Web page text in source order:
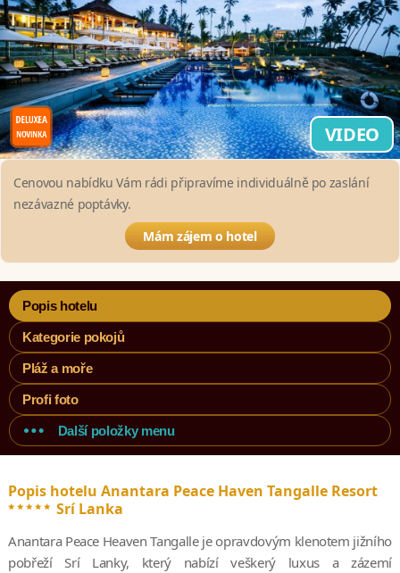
VIDEO
Cenovou nabídku Vám rádi připravíme individuálně po zaslání
nezávazné poptávky.
Mám zájem o hotel
Popis hotelu
Kategorie pokojů
Pláž a moře
Profi foto
Další položky menu
Popis hotelu Anantara Peace Haven Tangalle Resort
***** Srí Lanka
Anantara Peace Heaven Tangalle je opravdovým klenotem jižního
pobřeží Srí Lanky, který nabízí veškerý luxus a zázemí